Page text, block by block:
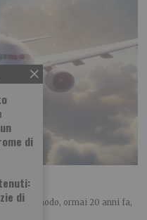
di
diEbbi modo, ormai 20 anni fa,